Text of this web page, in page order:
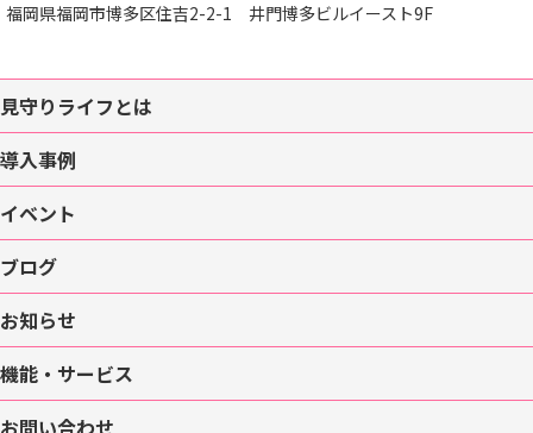
福岡県福岡市博多区住吉2-2-1 井門博多ビルイースト9F
見守りライフとは
導入事例
イベント
ブログ
お知らせ
機能・サービス
お問い合わせ